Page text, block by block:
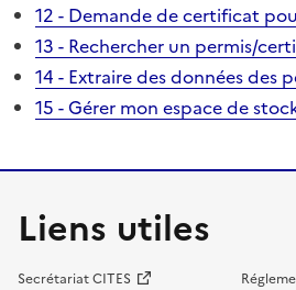
12 - Demande de certificat
13 - Rechercher un permis/
14 - Extraire des données des
15 - Gérer mon espace de
Liens utiles
Secrétariat CITES